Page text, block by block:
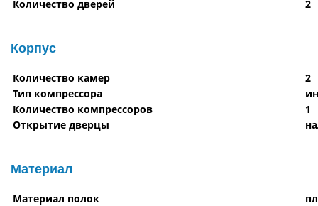
Количество дверей 2
Корпус
Количество камер
2
Тип компрессора
Количество компрессоров
1
Открытие дверцы
Материал
Материал полок